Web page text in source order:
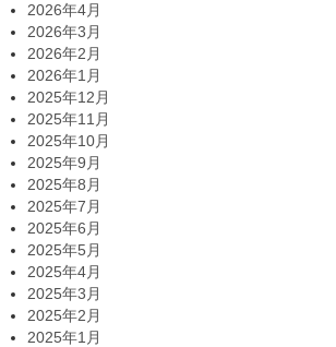
2026年4月
2026年3月
2026年2月
2026年1月
2025年12月
2025年11月
2025年10月
2025年9月
2025年8月
2025年7月
2025年6月
2025年5月
2025年4月
2025年3月
2025年2月
2025年1月